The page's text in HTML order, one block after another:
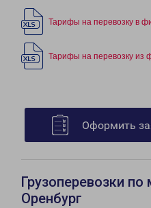
Тарифы на перевозку в
Тарифы на перевозку из
Оформить
Грузоперевозки
Оренбург